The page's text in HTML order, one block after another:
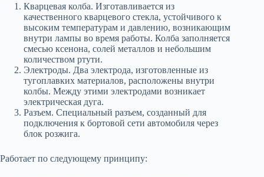
Кварцевая колба. Изготавливается из
качественного кварцевого стекла, устойчивого к
высоким температурам и давлению, возникающим
внутри лампы во время работы. Колба заполняется
смесью ксенона, солей металлов и небольшим
количеством ртути.
Электроды. Два электрода, изготовленные из
тугоплавких материалов, расположены внутри
колбы. Между этими электродами возникает
электрическая дуга.
Разъем. Специальный разъем, созданный для
подключения к бортовой сети автомобиля через
блок розжига.
Работает по следующему принципу: